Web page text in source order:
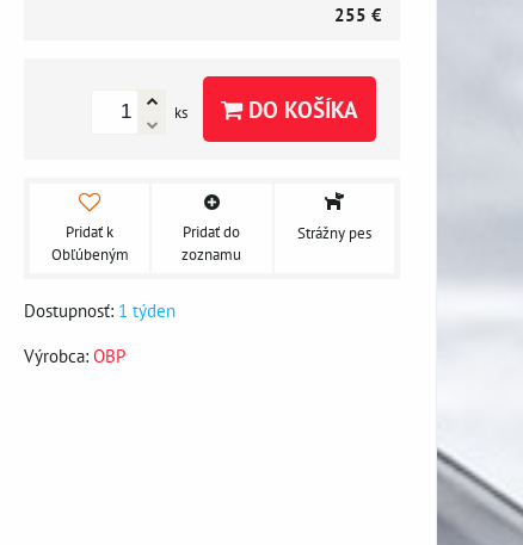
255 €
ks DO KOŠÍKA
Pridať k
Obľúbeným
Pridať do
zoznamu
Strážny pes
Dostupnosť: 1 týden
Výrobca: OBP